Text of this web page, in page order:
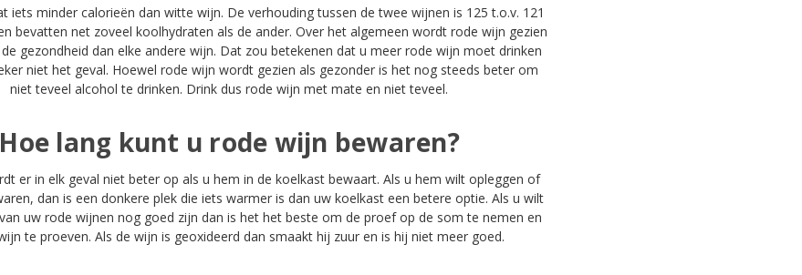
iets minder calorieën dan witte wijn. De verhouding tussen de twee wijnen is 125 t.o.v. 121
bevatten net zoveel koolhydraten als de ander. Over het algemeen wordt rode wijn gezien
gezondheid dan elke andere wijn. Dat zou betekenen dat u meer rode wijn moet drinken
niet het geval. Hoewel rode wijn wordt gezien als gezonder is het nog steeds beter om
niet teveel alcohol te drinken. Drink dus rode wijn met mate en niet teveel.
Hoe lang kunt u rode wijn bewaren?
er in elk geval niet beter op als u hem in de koelkast bewaart. Als u hem wilt opleggen of
dan is een donkere plek die iets warmer is dan uw koelkast een betere optie. Als u wilt
uw rode wijnen nog goed zijn dan is het het beste om de proef op de som te nemen en
te proeven. Als de wijn is geoxideerd dan smaakt hij zuur en is hij niet meer goed.